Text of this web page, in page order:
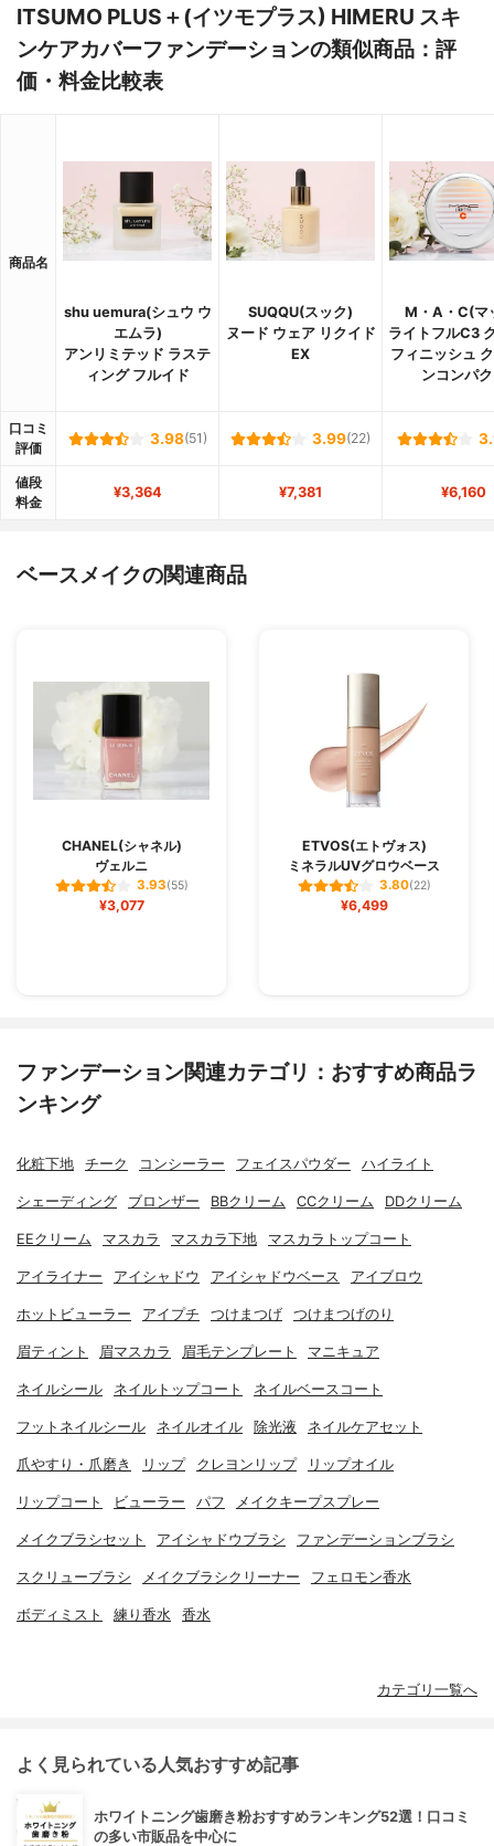
ITSUMO PLUS＋(イツモプラス) HIMERU スキ
ンケアカバーファンデーションの類似商品：評
価・料金比較表
商品名
shu uemura(シュウ ウ
エムラ)
アンリミテッド ラステ
ィング フルイド
SUQQU(スック)
ヌード ウェア リクイド
EX
M・A・C(マ
ライトフルC3
フィニッシュ
ンコンパ
口コミ
評価
3.98(51) 3.99(22)
値段
料金
¥3,364 ¥7,381 ¥6,160
ベースメイクの関連商品
CHANEL(シャネル)
ヴェルニ
3.93(55)
¥3,077
ETVOS(エトヴォス)
ミネラルUVグロウベース
3.80(22)
¥6,499
ファンデーション関連カテゴリ：おすすめ商品ラ
ンキング
化粧下地 チーク コンシーラー フェイスパウダー ハイライト
シェーディング ブロンザー BBクリーム CCクリーム DDクリーム
EEクリーム マスカラ マスカラ下地 マスカラトップコート
アイライナー アイシャドウ アイシャドウベース アイブロウ
ホットビューラー アイプチ つけまつげ つけまつげのり
眉ティント 眉マスカラ 眉毛テンプレート マニキュア
ネイルシール ネイルトップコート ネイルベースコート
フットネイルシール ネイルオイル 除光液 ネイルケアセット
爪やすり・爪磨き リップ クレヨンリップ リップオイル
リップコート ビューラー パフ メイクキープスプレー
メイクブラシセット アイシャドウブラシ ファンデーションブラシ
スクリューブラシ メイクブラシクリーナー フェロモン香水
ボディミスト 練り香水 香水
カテゴリ一覧へ
よく見られている人気おすすめ記事
ホワイトニング歯磨き粉おすすめランキング52選！口コミ
の多い市販品を中心に